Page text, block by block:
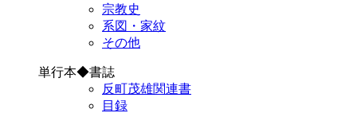
宗教史
系図・家紋
その他
単行本◆書誌
反町茂雄関連書
目録